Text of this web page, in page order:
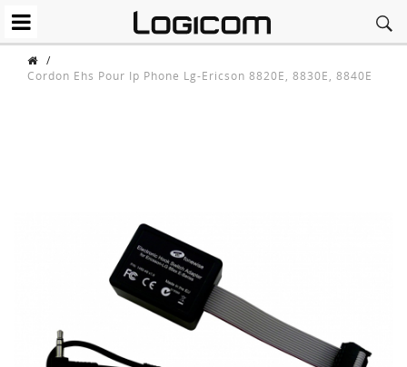
/
Cordon Ehs Pour Ip Phone Lg-Ericson 8820E, 8830E, 8840E